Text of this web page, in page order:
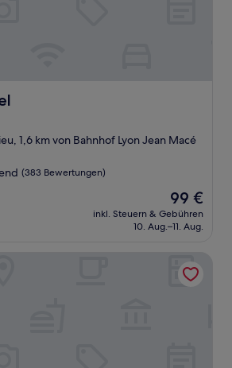
1,6 km von Bahnhof Lyon Jean Macé
(383 Bewertungen)
Der
Preis
beträgt
99 €
inkl. Steuern & Gebühren
10. Aug.–11. Aug.